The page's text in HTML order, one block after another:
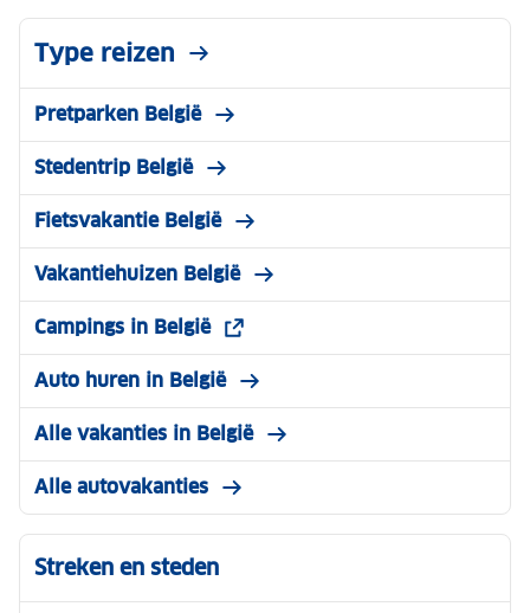
Type reizen
Pretparken België
Stedentrip België
Fietsvakantie België
Vakantiehuizen België
Campings in België
Auto huren in België
Alle vakanties in België
Alle autovakanties
Streken en steden